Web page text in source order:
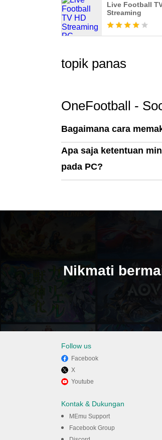
Live Football
Streaming
topik panas
OneFootball -
Bagaimana cara
Apa saja ketentuan
pada PC?
Nikmati
Follow us
Facebook
X
Youtube
Kontak & Dukungan
MEmu Support
Facebook Group